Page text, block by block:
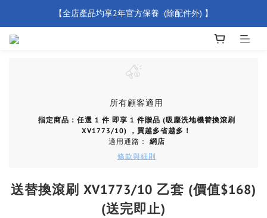
【買滿 $500 免運費】
【全店產品圴享2年官方保養  (除配件外) 】
【買滿 $500 免運費】
所有顧客適用
指定商品：任選 1 件 即享 1 件贈品 (吸塵洗地機替換滾刷
XV1773/10) ，買越多省越多！
適用通路： 網店
條款與細則
送替換滾刷 XV1773/10 乙套 (價值$168)
(送完即止)